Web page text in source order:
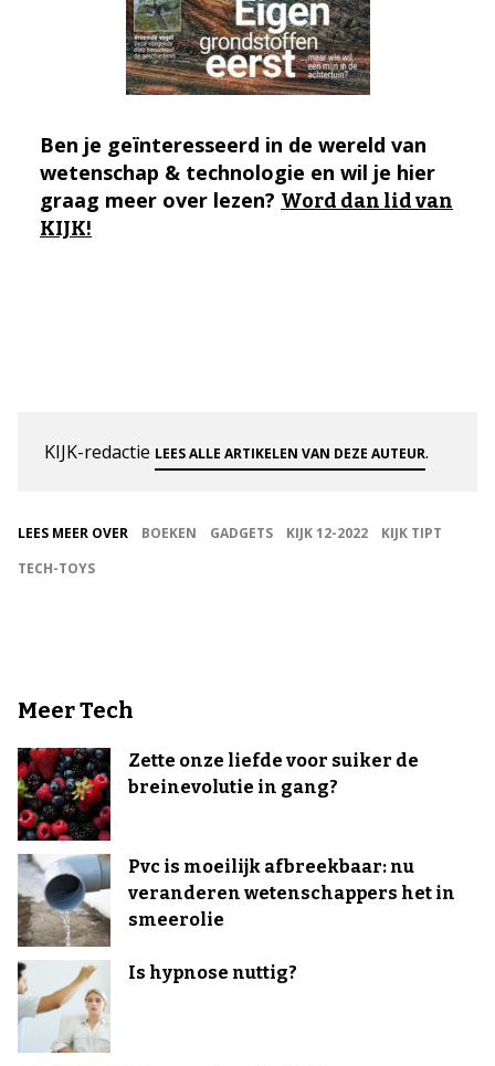
Ben je geïnteresseerd in de wereld van
wetenschap & technologie en wil je hier
graag meer over lezen? Word dan lid van
KIJK!
KIJK-redactie LEES ALLE ARTIKELEN VAN DEZE AUTEUR.
LEES MEER OVER BOEKEN GADGETS KIJK 12-2022
KIJK TIPT
TECH-TOYS
Meer Tech
Zette onze liefde voor suiker de
breinevolutie in gang?
Pvc is moeilijk afbreekbaar: nu
veranderen wetenschappers het in
smeerolie
Is hypnose nuttig?